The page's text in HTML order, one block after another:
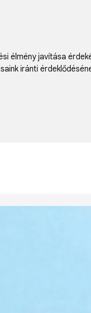
élmény javítása
iránti